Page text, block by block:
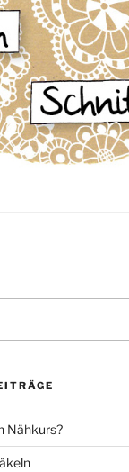
Nähkurs?